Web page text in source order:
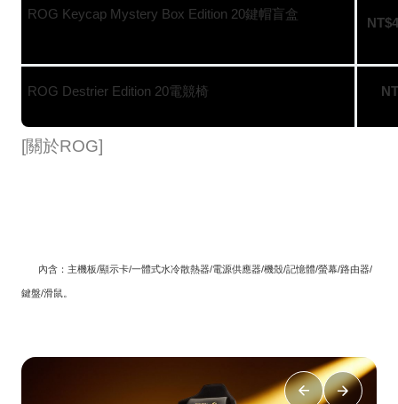
ROG Keycap Mystery Box Edition 20鍵帽盲盒
ROG Destrier Edition 20電競椅
[關於ROG]
內含：主機板/顯示卡/一體式水冷散熱器/電源供應器/機殼/記憶體/螢幕/路由器/
鍵盤/滑鼠。